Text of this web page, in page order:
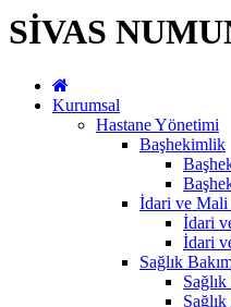
SİVAS
Kurumsal
Hastane Yönetimi
Başhekimlik
İdari ve
İdari
İdari
Sağlık